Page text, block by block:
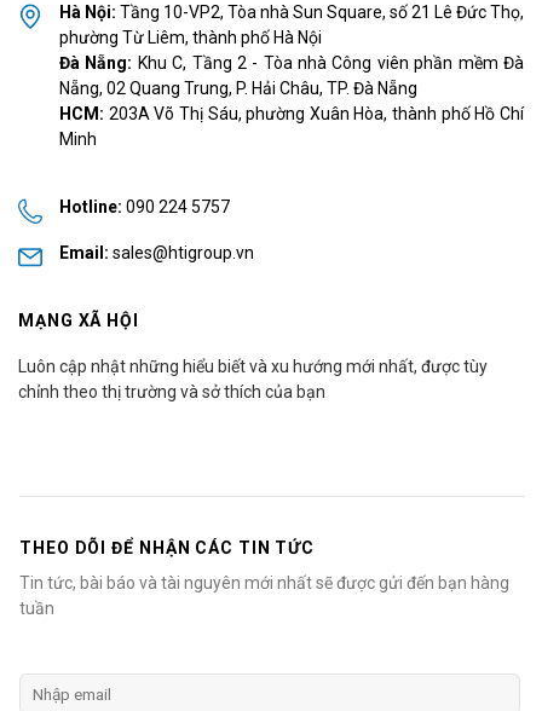
Hà Nội: Tầng 10-VP2, Tòa nhà Sun Square, số 21 Lê Đức Thọ,
phường Từ Liêm, thành phố Hà Nội
Đà Nẵng: Khu C, Tầng 2 - Tòa nhà Công viên phần mềm Đà
Nẵng, 02 Quang Trung, P. Hải Châu, TP. Đà Nẵng
HCM: 203A Võ Thị Sáu, phường Xuân Hòa, thành phố Hồ Chí
Minh
Hotline: 090 224 5757
Email: sales@htigroup.vn
MẠNG XÃ HỘI
Luôn cập nhật những hiểu biết và xu hướng mới nhất, được tùy
chỉnh theo thị trường và sở thích của bạn
THEO DÕI ĐỂ NHẬN CÁC TIN TỨC
Tin tức, bài báo và tài nguyên mới nhất sẽ được gửi đến bạn hàng
tuần